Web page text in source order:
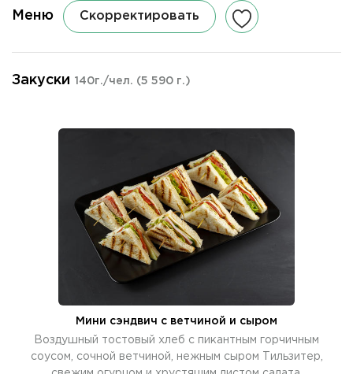
Меню Скорректировать
Закуски 140г./чел. (5 590 г.)
Мини сэндвич с ветчиной и сыром
Воздушный тостовый хлеб с пикантным горчичным
соусом, сочной ветчиной, нежным сыром Тильзитер,